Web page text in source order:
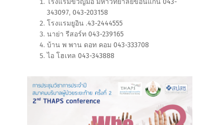
343097, 043-203158
โรงแรมยูอิน .43-2444555
นาย่า รีสอร์ท 043-239165
บ้าน พ พาน ดอท คอม 043-333708
ไอ โฮเทล 043-343888